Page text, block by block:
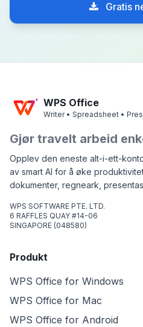
Gratis
WPS Office
Writer • Spreadsheet •
Gjør travelt arbeid
Opplev den eneste alt-i-ett-
av smart AI for å øke
dokumenter, regneark,
WPS SOFTWARE PTE. LTD.
6 RAFFLES QUAY #14-06
SINGAPORE (048580)
Produkt
WPS Office for Windows
WPS Office for Mac
WPS Office for Android